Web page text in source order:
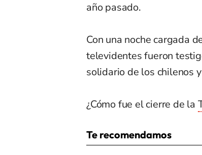
año pasado.
Con una noche cargada
televidentes fueron
solidario de los chilenos
¿Cómo fue el cierre de la
Te recomendamos